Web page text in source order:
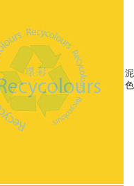
色